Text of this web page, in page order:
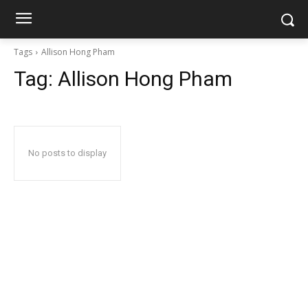
Tags Allison Hong Pham
Tag: Allison Hong Pham
No posts to display